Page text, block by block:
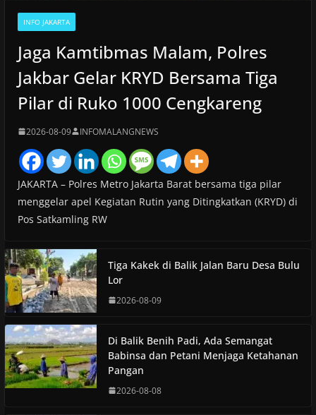
INFO JAKARTA
Jaga Kamtibmas Malam, Polres
Jakbar Gelar KRYD Bersama Tiga
Pilar di Ruko 1000 Cengkareng
2026-08-09 INFOMALANGNEWS
JAKARTA – Polres Metro Jakarta Barat bersama tiga pilar
menggelar apel Kegiatan Rutin yang Ditingkatkan (KRYD) di
Pos Satkamling RW
Tiga Kakek di Balik Jalan Baru Desa Bulu
Lor
2026-08-09
Di Balik Benih Padi, Ada Semangat
Babinsa dan Petani Menjaga Ketahanan
Pangan
2026-08-08